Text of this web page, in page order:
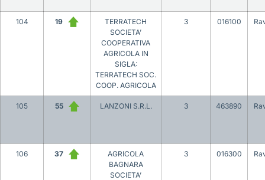
104 19
TERRATECH
SOCIETA’
COOPERATIVA
AGRICOLA IN
SIGLA:
TERRATECH SOC.
COOP. AGRICOLA
3 016100
105 55 LANZONI S.R.L. 3 463890
106 37
AGRICOLA
BAGNARA
SOCIETA’
3 016300